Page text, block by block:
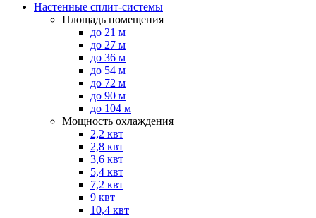
Настенные сплит-системы
Площадь помещения
до 21 м
до 27 м
до 36 м
до 54 м
до 72 м
до 90 м
до 104 м
Мощность охлаждения
2,2 квт
2,8 квт
3,6 квт
5,4 квт
7,2 квт
9 квт
10,4 квт